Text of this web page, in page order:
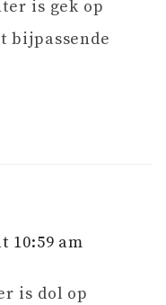
is gek op
bijpassende
10:59 am
is dol op